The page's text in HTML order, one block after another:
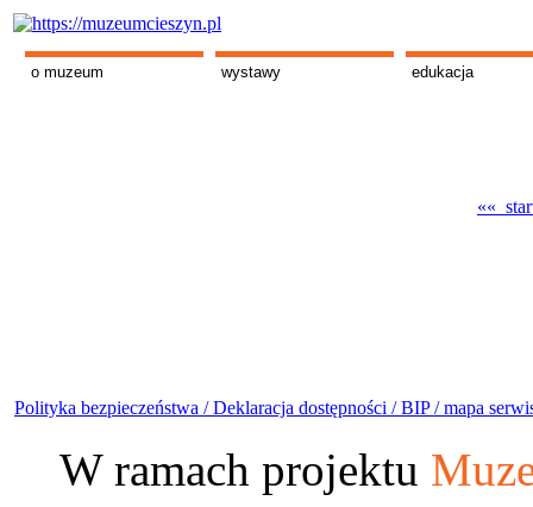
o muzeum wystawy edukacja
««
Polityka bezpieczeństwa /Deklaracja dostępności /BIP /mapa
W ramach projektu